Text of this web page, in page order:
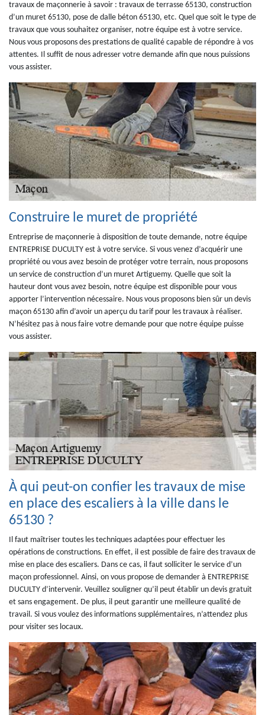
travaux de maçonnerie à savoir : travaux de terrasse 65130, construction
d’un muret 65130, pose de dalle béton 65130, etc. Quel que soit le type de
travaux que vous souhaitez organiser, notre équipe est à votre service.
Nous vous proposons des prestations de qualité capable de répondre à vos
attentes. Il suffit de nous adresser votre demande afin que nous puissions
vous assister.
Construire le muret de propriété
Entreprise de maçonnerie à disposition de toute demande, notre équipe
ENTREPRISE DUCULTY est à votre service. Si vous venez d’acquérir une
propriété ou vous avez besoin de protéger votre terrain, nous proposons
un service de construction d’un muret Artiguemy. Quelle que soit la
hauteur dont vous avez besoin, notre équipe est disponible pour vous
apporter l’intervention nécessaire. Nous vous proposons bien sûr un devis
maçon 65130 afin d’avoir un aperçu du tarif pour les travaux à réaliser.
N’hésitez pas à nous faire votre demande pour que notre équipe puisse
vous assister.
À qui peut-on confier les travaux de mise
en place des escaliers à la ville dans le
65130 ?
Il faut maîtriser toutes les techniques adaptées pour effectuer les
opérations de constructions. En effet, il est possible de faire des travaux de
mise en place des escaliers. Dans ce cas, il faut solliciter le service d’un
maçon professionnel. Ainsi, on vous propose de demander à ENTREPRISE
DUCULTY d’intervenir. Veuillez souligner qu’il peut établir un devis gratuit
et sans engagement. De plus, il peut garantir une meilleure qualité de
travail. Si vous voulez des informations supplémentaires, n’attendez plus
pour visiter ses locaux.